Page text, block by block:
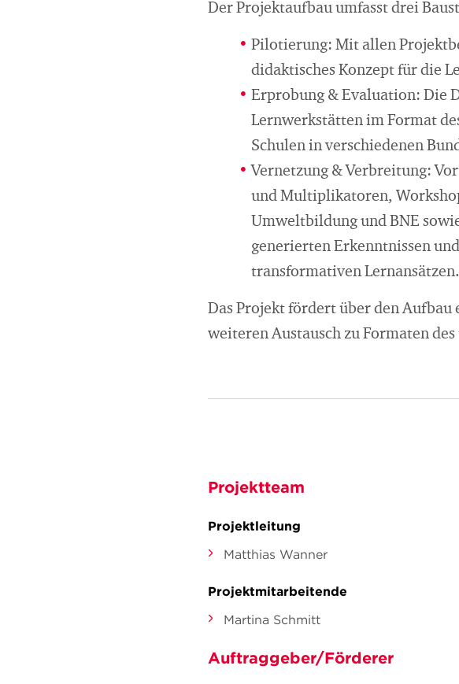
Der Projektaufbau umfasst drei
Pilotierung: Mit allen
didaktisches Konzept für die
Erprobung & Evaluation: Die
Lernwerkstätten im Format
Schulen in verschiedenen
Vernetzung & Verbreitung:
und Multiplikatoren,
Umweltbildung und BNE
generierten Erkenntnissen
transformativen Lernansätzen.
Das Projekt fördert über den
weiteren Austausch zu Formaten
Projektteam
Projektleitung
Matthias Wanner
Projektmitarbeitende
Martina Schmitt
Auftraggeber/Förderer